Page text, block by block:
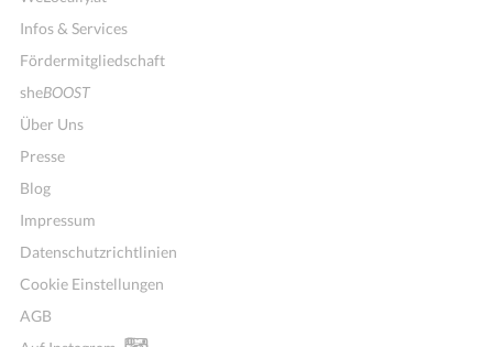
Infos & Services
Fördermitgliedschaft
sheBOOST
Über Uns
Presse
Blog
Impressum
Datenschutzrichtlinien
Cookie Einstellungen
AGB